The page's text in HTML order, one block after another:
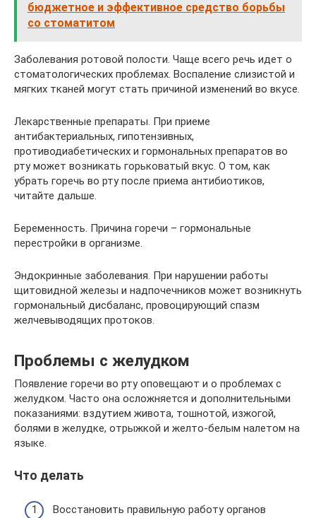
бюджетное и эффективное средство борьбы
со стоматитом
Заболевания ротовой полости. Чаще всего речь идет о
стоматологических проблемах. Воспаление слизистой и
мягких тканей могут стать причиной изменений во вкусе.
Лекарственные препараты. При приеме
антибактериальных, гипотензивных,
противодиабетических и гормональных препаратов во
рту может возникать горьковатый вкус. О том, как
убрать горечь во рту после приема антибиотиков,
читайте дальше.
Беременность. Причина горечи – гормональные
перестройки в организме.
Эндокринные заболевания. При нарушении работы
щитовидной железы и надпочечников может возникнуть
гормональный дисбаланс, провоцирующий спазм
желчевыводящих протоков.
Проблемы с желудком
Появление горечи во рту оповещают и о проблемах с
желудком. Часто она осложняется и дополнительными
показаниями: вздутием живота, тошнотой, изжогой,
болями в желудке, отрыжкой и желто-белым налетом на
языке.
Что делать
Восстановить правильную работу органов